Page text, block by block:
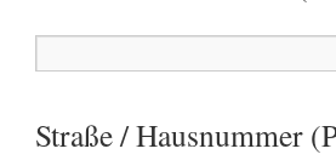
Straße / Hausnummer